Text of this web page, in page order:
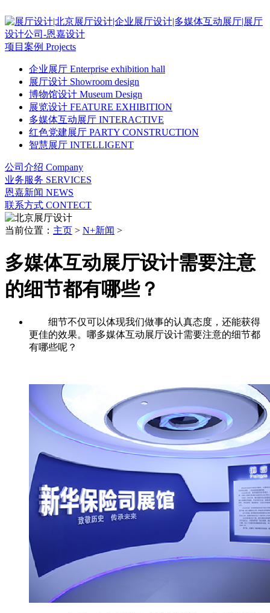
项目案例 Projects
企业展厅 Enterprise exhibition hall
展厅设计 Showroom design
博物馆设计 Museum Design
展览设计 FEATURE EXHIBITION
多媒体互动展厅 INTERACTIVE
红色党建展厅 PARTY CONSTRUCTION
智慧展厅 INTELLIGENT
公司介绍 Company
业务服务 SERVICES
恩嘉新闻 NEWS
联系方式 CONTECT
当前位置： 主页 > N+新闻 >
多媒体互动展厅设计需要注意
的细节都有哪些？
细节不仅可以体现我们做事的认真态度，还能获得
更佳的效果。哪多媒体互动展厅设计需要注意的细节都
有哪些呢？